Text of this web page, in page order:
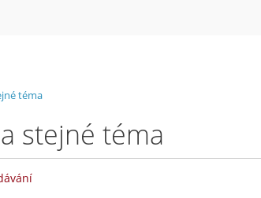
téma
stejné téma